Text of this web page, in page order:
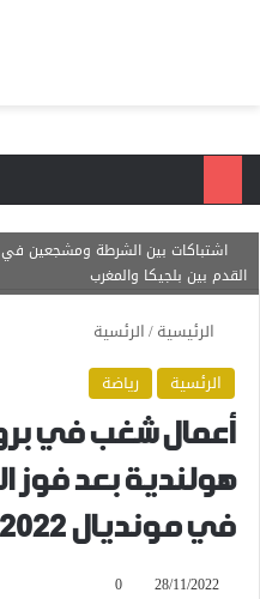
اشتباكات بين الشرطة ومشجعين في
القدم بين بلجيكا والمغرب
الرئيسية/الرئسية
الرئسية
رياضة
أعمال شغب في
هولندية بعد فوز
في مونديال 2022
28/11/2022
0